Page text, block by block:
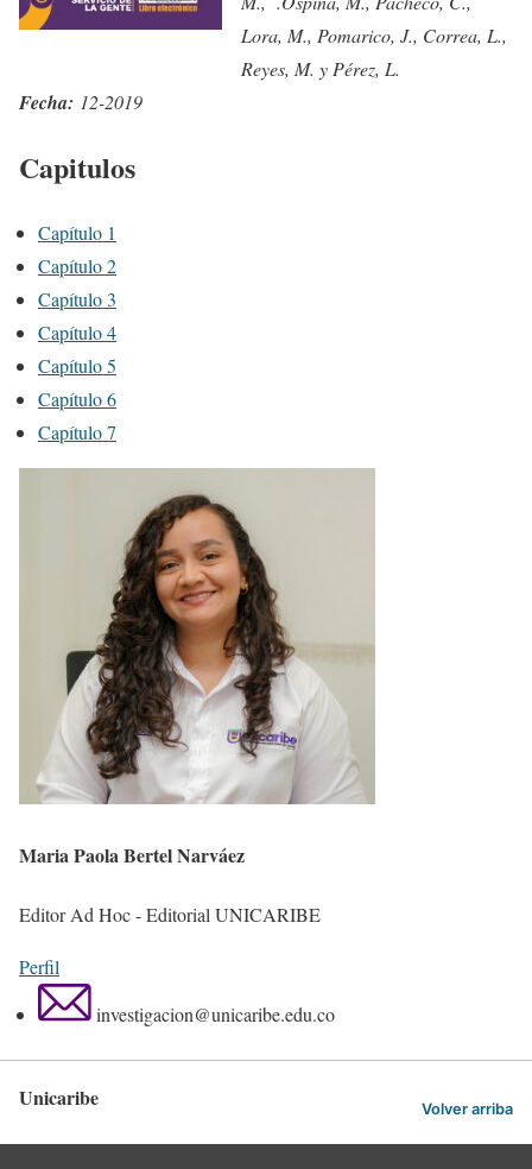
Lora, M., Pomarico, J., Correa, L.,
Reyes, M. y Pérez, L.
Fecha: 12-2019
Capitulos
Capítulo 1
Capítulo 2
Capítulo 3
Capítulo 4
Capítulo 5
Capítulo 6
Capítulo 7
Maria Paola Bertel Narváez
Editor Ad Hoc - Editorial UNICARIBE
Perfil
investigacion@unicaribe.edu.co
Unicaribe Volver arriba